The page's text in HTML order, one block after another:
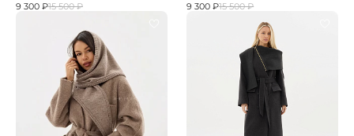
9 300 ₽15 500 ₽
9 300 ₽15 500 ₽